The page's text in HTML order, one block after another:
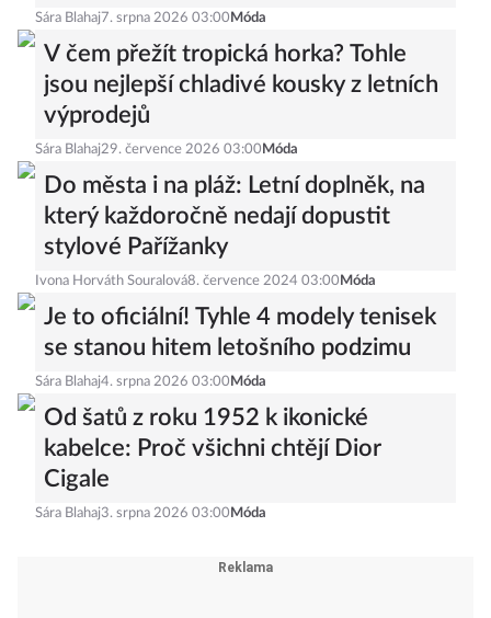
Sára Blahaj 7. srpna 2026 03:00 Móda
V čem přežít tropická horka? Tohle
jsou nejlepší chladivé kousky z letních
výprodejů
Sára Blahaj29. července 2026 03:00 Móda
Do města i na pláž: Letní doplněk, na
který každoročně nedají dopustit
stylové Pařížanky
Ivona Horváth Souralová8. července 2024 03:00 Móda
Je to oficiální! Tyhle 4 modely tenisek
se stanou hitem letošního podzimu
Sára Blahaj4. srpna 2026 03:00 Móda
Od šatů z roku 1952 k ikonické
kabelce: Proč všichni chtějí Dior
Cigale
Sára Blahaj3. srpna 2026 03:00 Móda